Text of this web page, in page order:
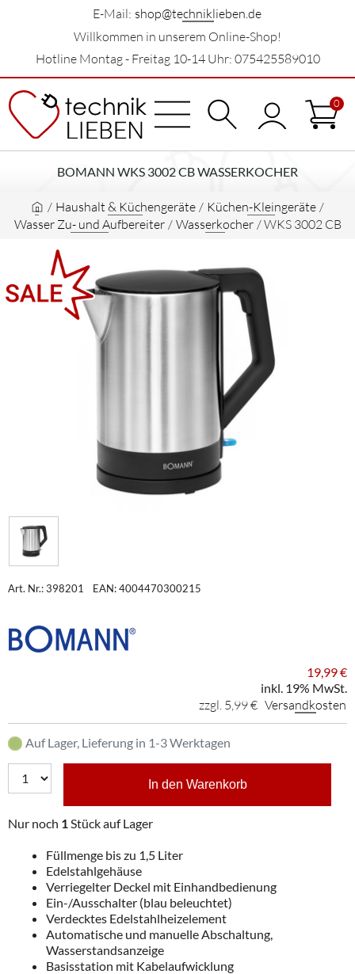
E-Mail: shop@techniklieben.de
Willkommen in unserem Online-Shop!
Hotline Montag - Freitag 10-14 Uhr: 075425589010
0
BOMANN WKS 3002 CB WASSERKOCHER
/ Haushalt & Küchengeräte / Küchen-Kleingeräte /
Wasser Zu- und Aufbereiter / Wasserkocher /WKS 3002 CB
Art. Nr.: 398201 EAN: 4004470300215
19,99 €
inkl. 19% MwSt.
zzgl. 5,99 € Versandkosten
Auf Lager, Lieferung in 1-3 Werktagen
In den Warenkorb
Nur noch 1Stück auf Lager
Füllmenge bis zu 1,5 Liter
Edelstahlgehäuse
Verriegelter Deckel mit Einhandbedienung
Ein-/Ausschalter (blau beleuchtet)
Verdecktes Edelstahlheizelement
Automatische und manuelle Abschaltung,
Wasserstandsanzeige
Basisstation mit Kabelaufwicklung